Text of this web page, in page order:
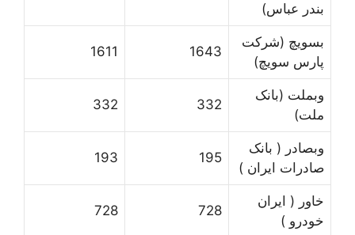
بندر عباس)
بسویچ (شرکت
پارس سویچ)
1643
1611
وبملت (بانک
ملت)
332
332
وبصادر ( بانک
صادرات ایران )
195
193
خاور ( ایران
خودرو )
728
728